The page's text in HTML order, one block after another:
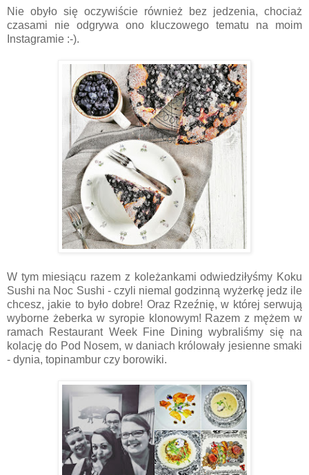
Nie obyło się oczywiście również bez jedzenia, chociaż
czasami nie odgrywa ono kluczowego tematu na moim
Instagramie :-).
W tym miesiącu razem z koleżankami odwiedziłyśmy Koku
Sushi na Noc Sushi - czyli niemal godzinną wyżerkę jedz ile
chcesz, jakie to było dobre! Oraz Rzeźnię, w której serwują
wyborne żeberka w syropie klonowym! Razem z mężem w
ramach Restaurant Week Fine Dining wybraliśmy się na
kolację do Pod Nosem, w daniach królowały jesienne smaki
- dynia, topinambur czy borowiki.